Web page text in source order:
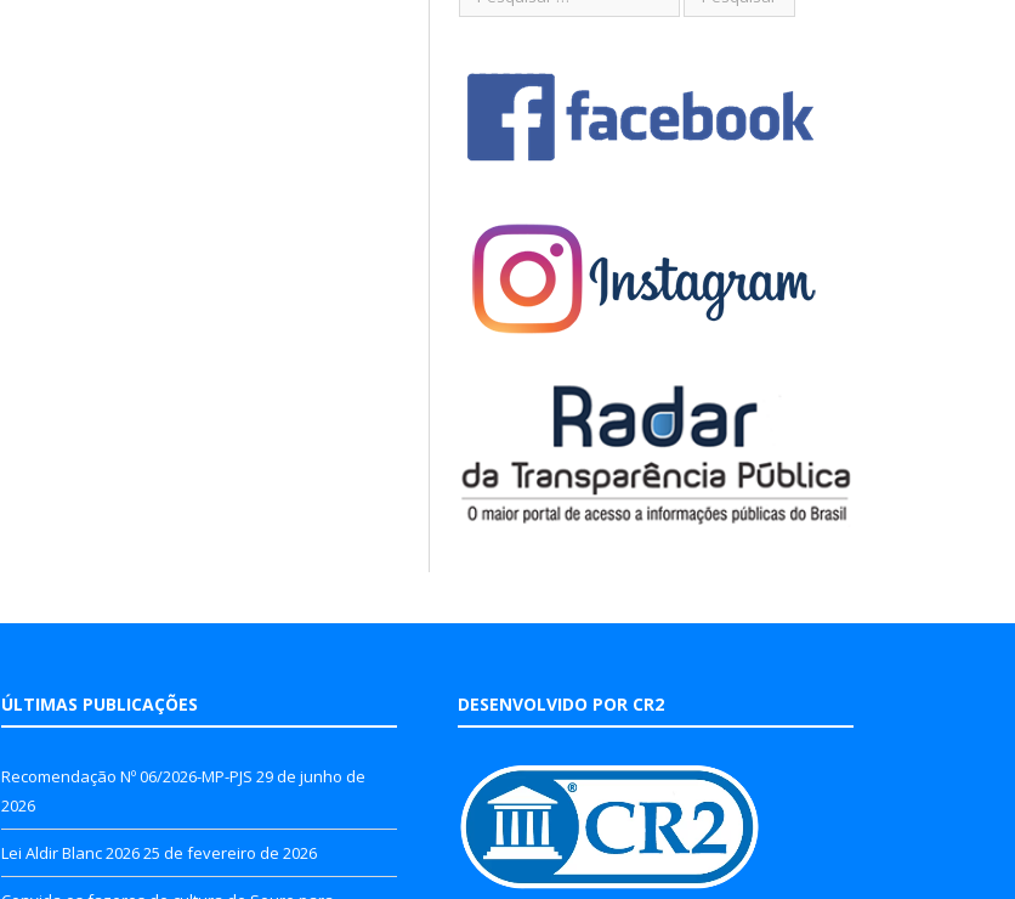
ÚLTIMAS PUBLICAÇÕES
Recomendação Nº 06/2026-MP-PJS 29 de junho de
2026
Lei Aldir Blanc 202625 de fevereiro de 2026
DESENVOLVIDO POR CR2